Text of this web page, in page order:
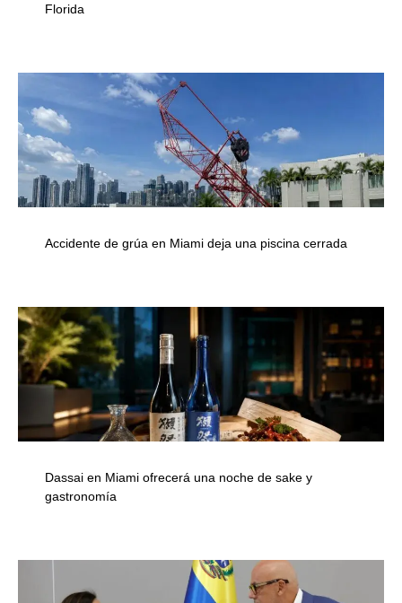
Florida
Accidente de grúa en Miami deja una piscina cerrada
Dassai en Miami ofrecerá una noche de sake y
gastronomía